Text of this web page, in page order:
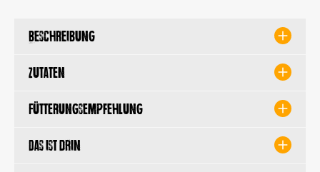
Beschreibung
Zutaten
Fütterungsempfehlung
Das ist drin